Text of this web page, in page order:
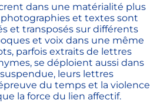
dans une matérialité plus
et textes sont
et transposés sur différents
et voix dans une même
parfois extraits de lettres
se déploient aussi dans
leurs lettres
du temps et la violence
la force du lien affectif.